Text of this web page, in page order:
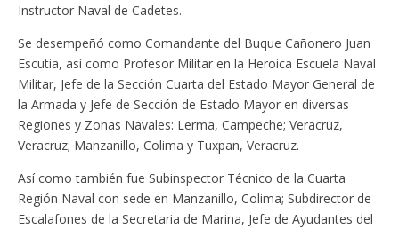
Instructor Naval de Cadetes.
Se desempeñó como Comandante del Buque Cañonero Juan
Escutia, así como Profesor Militar en la Heroica Escuela Naval
Militar, Jefe de la Sección Cuarta del Estado Mayor General de
la Armada y Jefe de Sección de Estado Mayor en diversas
Regiones y Zonas Navales: Lerma, Campeche; Veracruz,
Veracruz; Manzanillo, Colima y Tuxpan, Veracruz.
Así como también fue Subinspector Técnico de la Cuarta
Región Naval con sede en Manzanillo, Colima; Subdirector de
Escalafones de la Secretaria de Marina, Jefe de Ayudantes del